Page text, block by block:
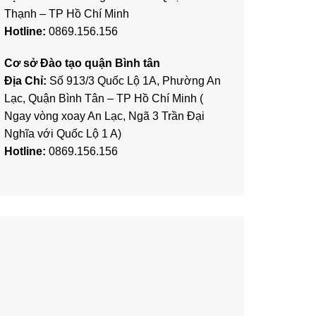
Thạnh – TP Hồ Chí Minh
Hotline: 0869.156.156
Cơ sở Đào tạo quận Bình tân
Địa Chỉ: Số 913/3 Quốc Lộ 1A, Phường An
Lạc, Quận Bình Tân – TP Hồ Chí Minh (
Ngay vòng xoay An Lạc, Ngã 3 Trần Đại
Nghĩa với Quốc Lộ 1 A)
Hotline: 0869.156.156